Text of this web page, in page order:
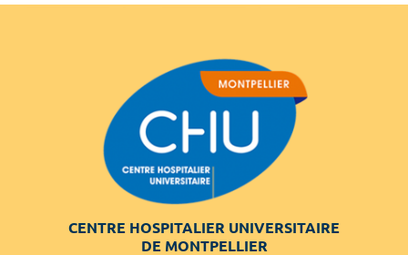
CENTRE HOSPITALIER UNIVERSITAIRE
DE MONTPELLIER